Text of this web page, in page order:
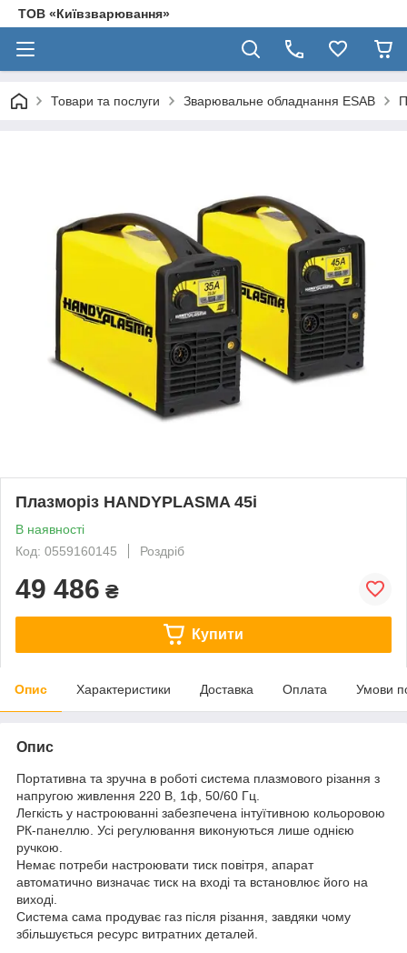
ТОВ «Київзварювання»
Товари та послуги Зварювальне обладнання ESAB
Плазморіз HANDYPLASMA 45i
В наявності
Код: 0559160145
Роздріб
49 486 ₴
Купити
Опис Характеристики Доставка Оплата Умови
Опис
Портативна та зручна в роботі система плазмового різання з
напругою живлення 220 В, 1ф, 50/60 Гц.
Легкість у настроюванні забезпечена інтуїтивною кольоровою
РК-панеллю. Усі регулювання виконуються лише однією
ручкою.
Немає потреби настроювати тиск повітря, апарат
автоматично визначає тиск на вході та встановлює його на
виході.
Система сама продуває газ після різання, завдяки чому
збільшується ресурс витратних деталей.